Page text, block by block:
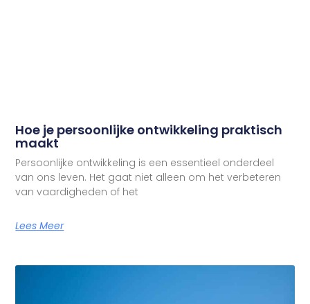
Hoe je persoonlijke ontwikkeling praktisch
maakt
Persoonlijke ontwikkeling is een essentieel onderdeel
van ons leven. Het gaat niet alleen om het verbeteren
van vaardigheden of het
Lees Meer